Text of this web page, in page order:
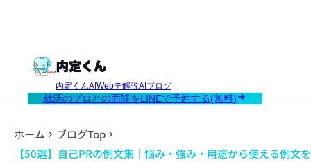
内定くんAI Webテ解説AI ブログ
就活のプロとの面談をLINEで予約する(無料)
ホーム
ブログTop
【50選】自己PRの例文集｜悩み・強み・用途から使える例文